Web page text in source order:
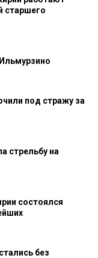
старшего
под стражу за
стрельбу на
состоялся
без